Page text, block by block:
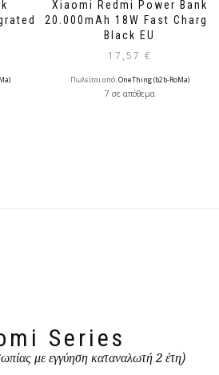
Xiaomi Redmi Power Bank
20.000mAh 18W Fast Charge
Black EU
17,57 €
Πωλείται από:OneThing (b2b-RoMa)
7 σε απόθεμα
Series
με εγγύηση καταναλωτή 2 έτη)